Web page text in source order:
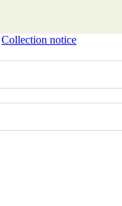
Collection notice